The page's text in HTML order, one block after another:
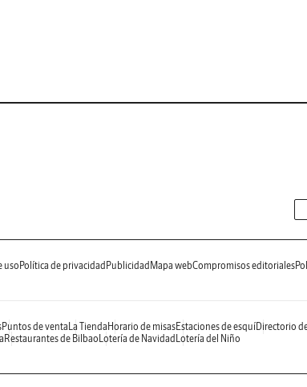
usoPolítica de privacidad Publicidad Mapa webCompromisos editoriales
Puntos de venta La Tienda Horario de misasEstaciones de esquíDirectorio
Restaurantes de Bilbao Lotería de Navidad Lotería del Niño